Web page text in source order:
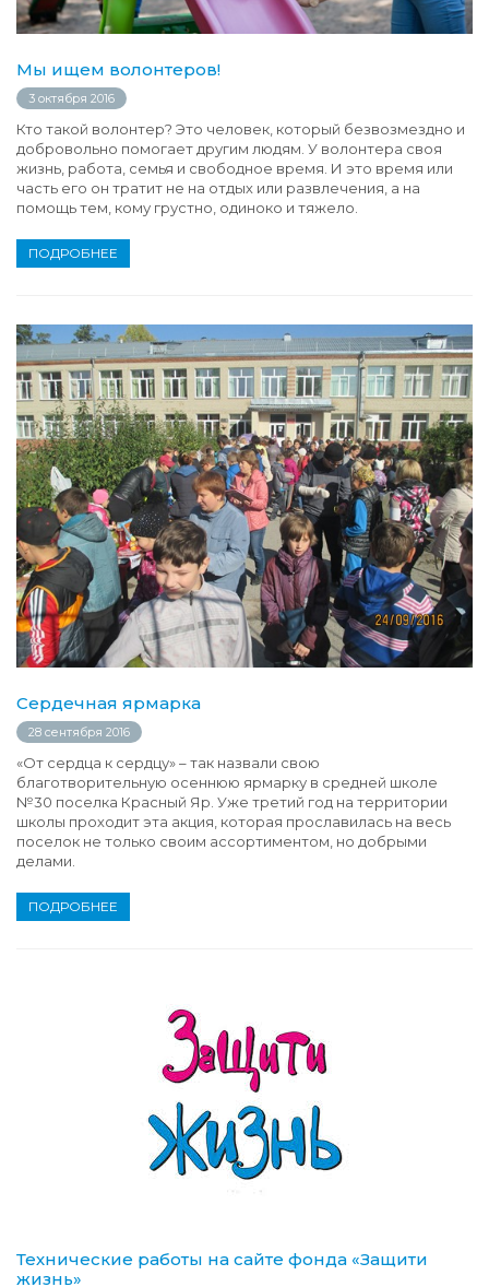
Мы ищем волонтеров!
3 октября 2016
Кто такой волонтер? Это человек, который безвозмездно и
добровольно помогает другим людям. У волонтера своя
жизнь, работа, семья и свободное время. И это время или
часть его он тратит не на отдых или развлечения, а на
помощь тем, кому грустно, одиноко и тяжело.
ПОДРОБНЕЕ
Сердечная ярмарка
28 сентября 2016
«От сердца к сердцу» – так назвали свою
благотворительную осеннюю ярмарку в средней школе
№30 поселка Красный Яр. Уже третий год на территории
школы проходит эта акция, которая прославилась на весь
поселок не только своим ассортиментом, но добрыми
делами.
ПОДРОБНЕЕ
Технические работы на сайте фонда «Защити
жизнь»